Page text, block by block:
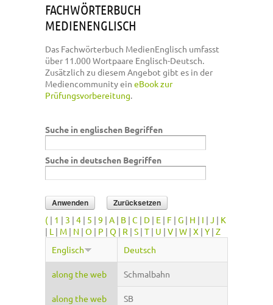
FACHWÖRTERBUCH
MEDIENENGLISCH
Das Fachwörterbuch MedienEnglisch umfasst
über 11.000 Wortpaare Englisch-Deutsch.
Zusätzlich zu diesem Angebot gibt es in der
Mediencommunity ein eBook zur
Prüfungsvorbereitung.
Suche in englischen Begriffen
Suche in deutschen Begriffen
( | 1 | 3 | 4 | 5 | 9 | A | B | C | D | E | F | G | H | I | J | K
| L | M | N | O | P | Q | R | S | T | U | V | W | X | Y | Z
Englisch
Deutsch
along the web Schmalbahn
along the web SB